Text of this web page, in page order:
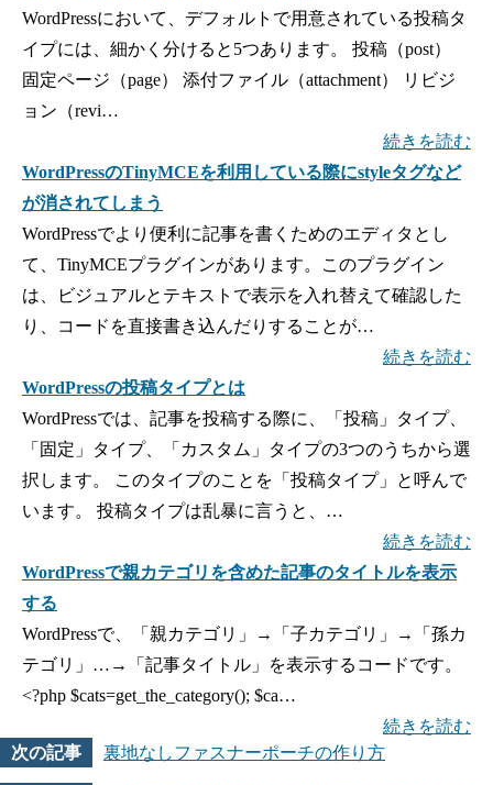
WordPressにおいて、デフォルトで用意されている投稿タ
イプには、細かく分けると5つあります。 投稿（post）
固定ページ（page） 添付ファイル（attachment） リビジ
ョン（revi…
続きを読む
WordPressのTinyMCEを利用している際にstyleタグなど
が消されてしまう
WordPressでより便利に記事を書くためのエディタとし
て、TinyMCEプラグインがあります。このプラグイン
は、ビジュアルとテキストで表示を入れ替えて確認した
り、コードを直接書き込んだりすることが…
続きを読む
WordPressの投稿タイプとは
WordPressでは、記事を投稿する際に、「投稿」タイプ、
「固定」タイプ、「カスタム」タイプの3つのうちから選
択します。 このタイプのことを「投稿タイプ」と呼んで
います。 投稿タイプは乱暴に言うと、…
続きを読む
WordPressで親カテゴリを含めた記事のタイトルを表示
する
WordPressで、「親カテゴリ」→「子カテゴリ」→「孫カ
テゴリ」…→「記事タイトル」を表示するコードです。
<?php $cats=get_the_category(); $ca…
続きを読む
裏地なしファスナーポーチの作り方